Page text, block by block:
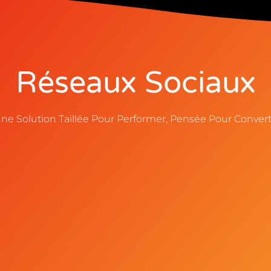
Réseaux Sociaux
Solution Taillée Pour Performer, Pensée Pour